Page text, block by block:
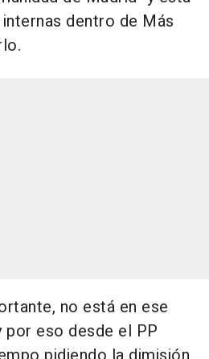
dentro de Más
no está en ese
eso desde el PP